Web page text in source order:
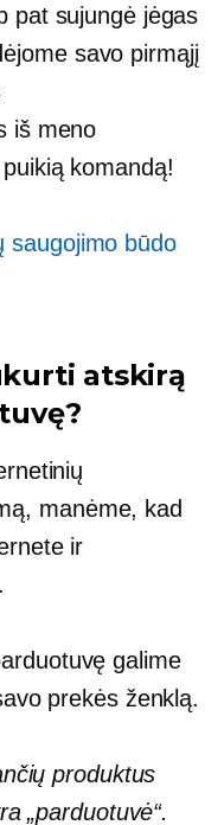
pat sujungė jėgas
savo pirmąjį
iš meno
komandą!
saugojimo būdo
atskirą
manėme, kad
ir
galime
prekės ženklą.
produktus
„parduotuvė“.